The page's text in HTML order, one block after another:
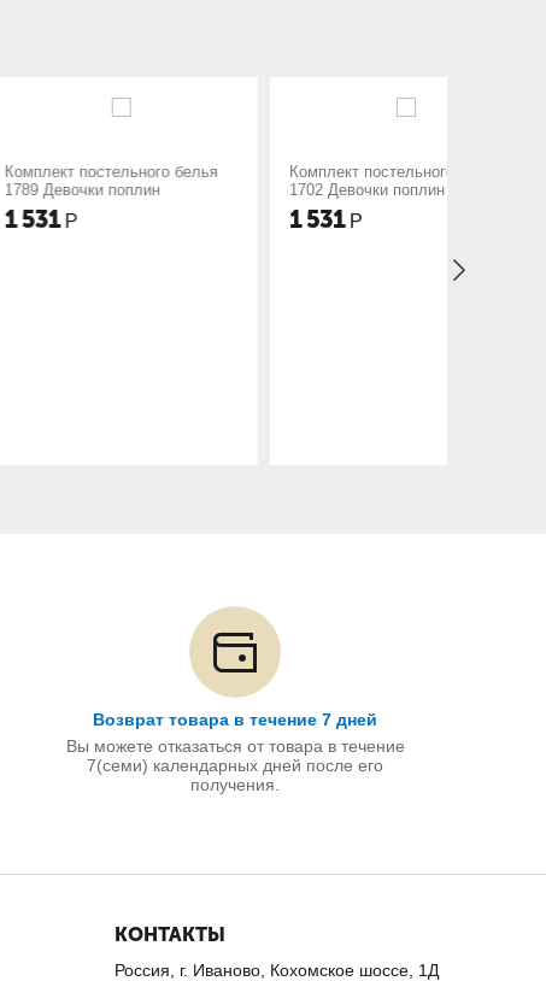
белья
поплин
Комплект постельного белья
1702 Девочки поплин
Возврат товара в течение 7 дней
Вы можете отказаться от товара в течение
7(семи) календарных дней после его
получения.
КОНТАКТЫ
Россия, г. Иваново, Кохомское шоссе, 1Д